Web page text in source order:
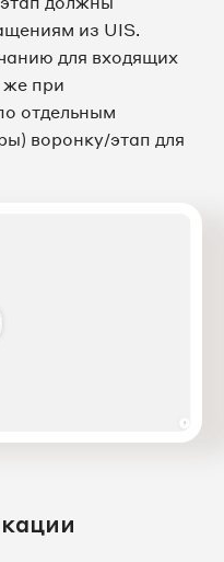
из UIS.
для входящих
же при
отдельным
воронку/этап для